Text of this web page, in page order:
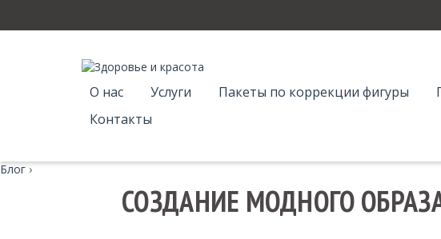
О нас Услуги Пакеты по коррекции фигуры
Контакты
Блог ›
СОЗДАНИЕ МОДНОГО